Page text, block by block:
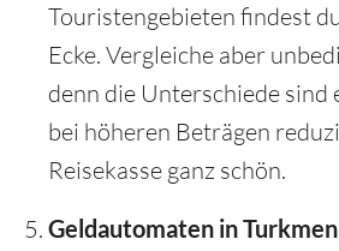
Touristengebieten findest
Ecke. Vergleiche aber
denn die Unterschiede sind
bei höheren Beträgen
Reisekasse ganz schön.
Geldautomaten in